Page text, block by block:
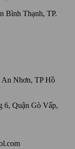
Bình Thạnh, TP.
An Nhơn, TP Hồ
6, Quận Gò Vấp,